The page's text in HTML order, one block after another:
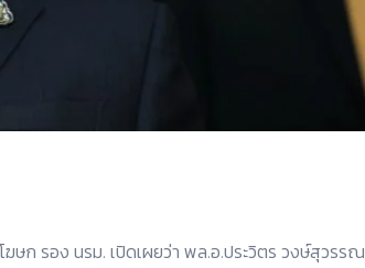
ก รอง นรม. เปิดเผยว่า พล.อ.ประวิตร วงษ์สุวรรณ